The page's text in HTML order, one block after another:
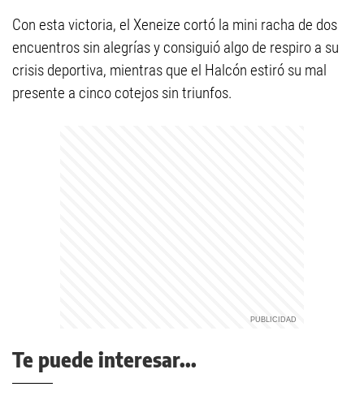
Con esta victoria, el Xeneize cortó la mini racha de dos
encuentros sin alegrías y consiguió algo de respiro a su
crisis deportiva, mientras que el Halcón estiró su mal
presente a cinco cotejos sin triunfos.
Te puede interesar...